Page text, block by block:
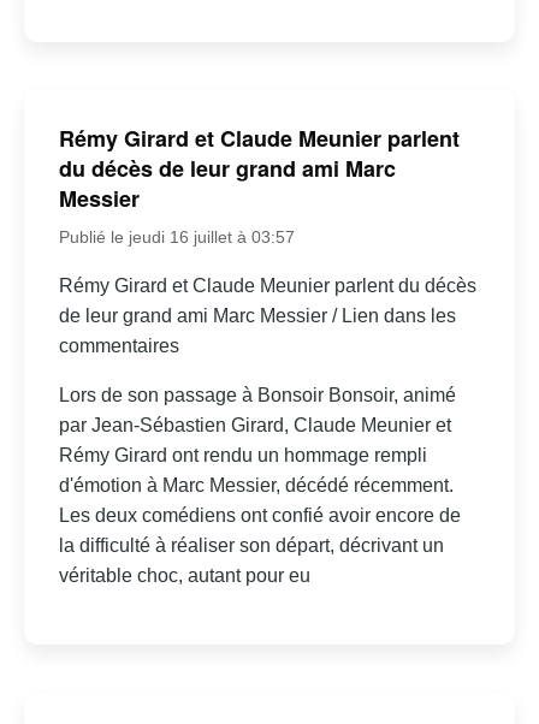
Rémy Girard et Claude Meunier parlent
du décès de leur grand ami Marc
Messier
Publié le jeudi 16 juillet à 03:57
Rémy Girard et Claude Meunier parlent du décès
de leur grand ami Marc Messier / Lien dans les
commentaires
Lors de son passage à Bonsoir Bonsoir, animé
par Jean-Sébastien Girard, Claude Meunier et
Rémy Girard ont rendu un hommage rempli
d'émotion à Marc Messier, décédé récemment.
Les deux comédiens ont confié avoir encore de
la difficulté à réaliser son départ, décrivant un
véritable choc, autant pour eu